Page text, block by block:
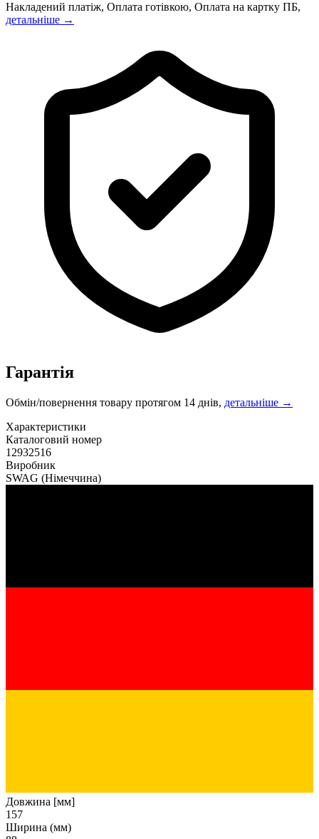
Накладений платіж, Оплата готівкою, Оплата на картку ПБ,
детальніше →
Гарантія
Обмін/повернення товару протягом 14 днів, детальніше →
Характеристики
Каталоговий номер
12932516
Виробник
SWAG (Німеччина)
Довжина [мм]
157
Ширина (мм)